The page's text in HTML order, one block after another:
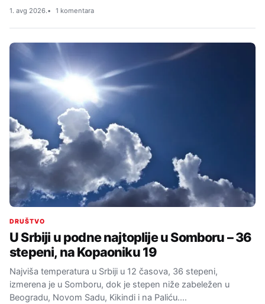
1. avg 2026. 1 komentara
DRUŠTVO
U Srbiji u podne najtoplije u Somboru – 36
stepeni, na Kopaoniku 19
Najviša temperatura u Srbiji u 12 časova, 36 stepeni,
izmerena je u Somboru, dok je stepen niže zabeležen u
Beogradu, Novom Sadu, Kikindi i na Paliću.…